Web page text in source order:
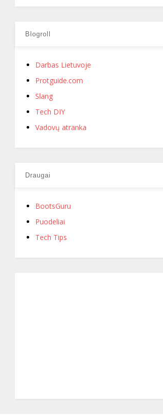
Blogroll
Darbas Lietuvoje
Protguide.com
Slang
Tech DIY
Vadovų atranka
Draugai
BootsGuru
Puodeliai
Tech Tips